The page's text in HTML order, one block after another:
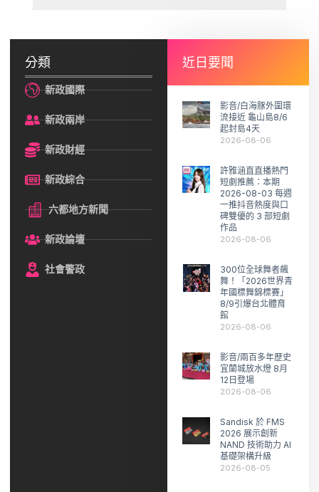
分類
新政國際
新政兩岸
新政財經
新政綜合
六都地方新聞
新政論壇
社會警政
近日要聞
影音/白海豚外圍環
流接近 龜山島8/6
起封島4天
2026-08-06
許雅涵直直播熱門
短劇推薦：本期
2026-08-03 每週
一推抖音熱度與口
碑雙優的 3 部短劇
作品
2026-08-06
300位全球舞者飆
舞！「2026世界青
年國標舞錦標賽」
8/9引爆台北體育
館
2026-08-06
影音/兩百多年歷史
宜蘭城放水燈 8月
12日登場
2026-08-06
Sandisk 於 FMS
2026 展示創新
NAND 技術助力 AI
基礎架構升級
2026-08-05